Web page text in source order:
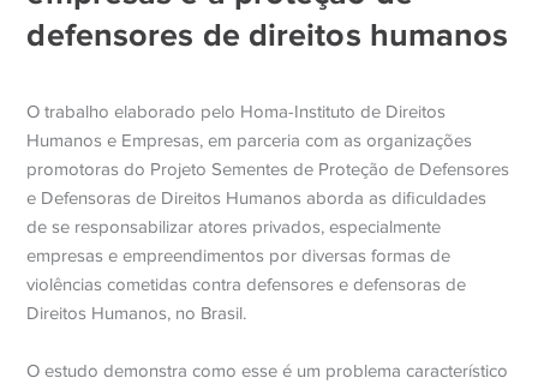
defensores de direitos humanos
O trabalho elaborado pelo Homa-Instituto de Direitos
Humanos e Empresas, em parceria com as organizações
promotoras do Projeto Sementes de Proteção de Defensores
e Defensoras de Direitos Humanos aborda as dificuldades
de se responsabilizar atores privados, especialmente
empresas e empreendimentos por diversas formas de
violências cometidas contra defensores e defensoras de
Direitos Humanos, no Brasil.
O estudo demonstra como esse é um problema característico